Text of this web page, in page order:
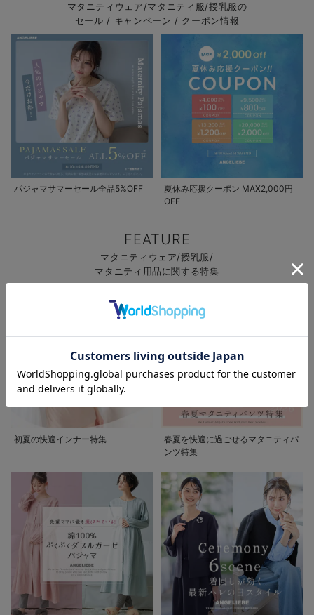
お気に入り商品を確認する
マタニティウェア/マタニティ服/授乳服の
セール / キャンペーン / クーポン情報
パジャマサマーセール全品5%OFF
夏休み応援クーポン MAX2,000円
OFF
FEATURE
マタニティウェア/授乳服/
マタニティ用品に関する特集
初夏の快適インナー特集
春夏を快適に過ごせるマタニティパ
ンツ特集